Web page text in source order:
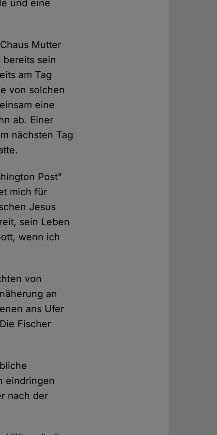
und eine
Mutter
bereits sein
am Tag
von solchen
eine
ab. Einer
nächsten Tag
Post"
mich für
Jesus
sein Leben
wenn ich
von
an
ans Ufer
Fischer
eindringen
nach der